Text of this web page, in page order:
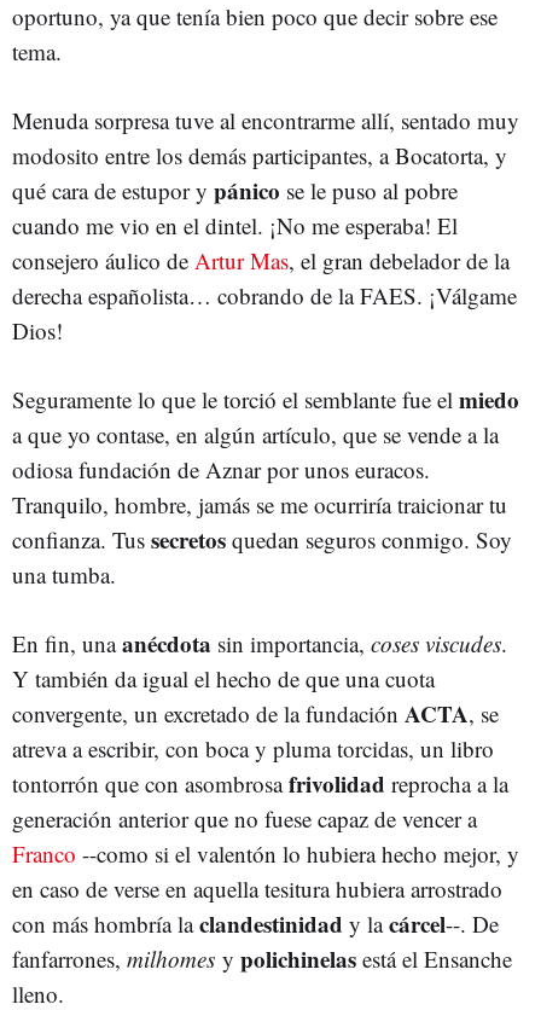
oportuno, ya que tenía bien poco que decir sobre ese
tema.
Menuda sorpresa tuve al encontrarme allí, sentado muy
modosito entre los demás participantes, a Bocatorta, y
qué cara de estupor y pánico se le puso al pobre
cuando me vio en el dintel. ¡No me esperaba! El
consejero áulico de Artur Mas, el gran debelador de la
derecha españolista… cobrando de la FAES. ¡Válgame
Dios!
Seguramente lo que le torció el semblante fue el miedo
a que yo contase, en algún artículo, que se vende a la
odiosa fundación de Aznar por unos euracos.
Tranquilo, hombre, jamás se me ocurriría traicionar tu
confianza. Tus secretos quedan seguros conmigo. Soy
una tumba.
En fin, unaanécdota sin importancia, coses viscudes.
Y también da igual el hecho de que una cuota
convergente, un excretado de la fundación ACTA, se
atreva a escribir, con boca y pluma torcidas, un libro
tontorrón que con asombrosafrivolidad reprocha a la
generación anterior que no fuese capaz de vencer a
Franco --como si el valentón lo hubiera hecho mejor, y
en caso de verse en aquella tesitura hubiera arrostrado
con más hombría laclandestinidad y lacárcel--. De
fanfarrones, milhomes y polichinelas está el Ensanche
lleno.